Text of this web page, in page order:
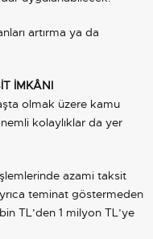
artırma ya da
İMKÂNI
olmak üzere kamu
kolaylıklar da yer
azami taksit
teminat göstermeden
TL’den 1 milyon TL’ye